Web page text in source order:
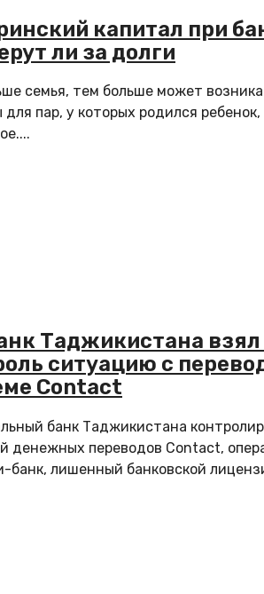
капитал при
ли за долги
семья, тем больше может
пар, у которых родился
Таджикистана взял
ситуацию с
Contact
банк Таджикистана
денежных переводов Contact,
банк, лишенный банковской